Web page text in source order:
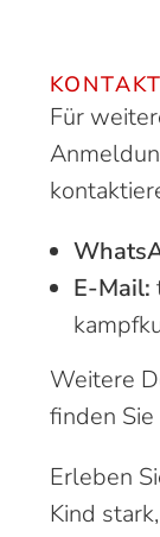
KONTAKT
Für
E-Mail:
Weitere
finden Sie
Erleben
Kind